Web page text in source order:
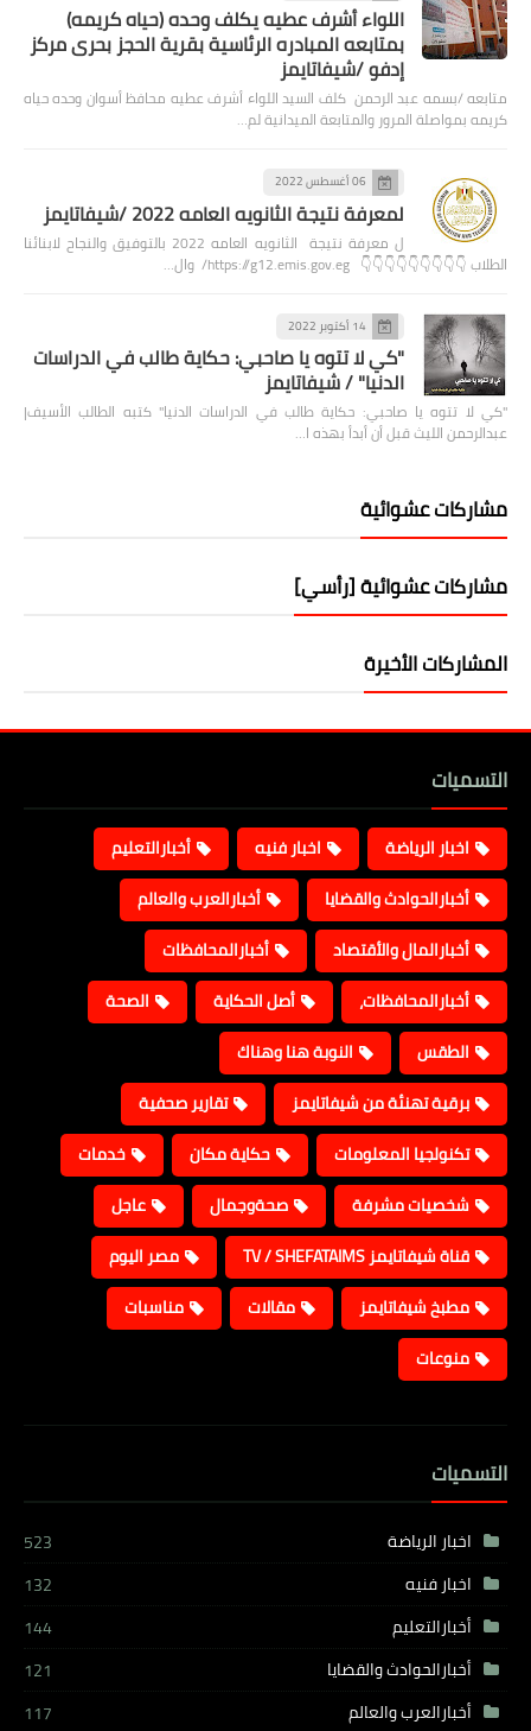
اللواء أشرف عطيه يكلف وحده (حياه كريمه)
بمتابعه المبادره الرئاسية بقرية الحجز بحرى مركز
إدفو /شيفاتايمز
متابعه /بسمه عبد الرحمن كلف السيد اللواء أشرف عطيه محافظ أسوان وحده حياه
كريمه بمواصلة المرور والمتابعة الميدانية لم…
06 أغسطس 2022
لمعرفة نتيجة الثانويه العامه 2022 /شيفاتايمز
ل معرفة نتيجة الثانويه العامه 2022 بالتوفيق والنجاح لابنائنا
الطلاب 👇👇👇👇👇👇👇👇👇 https://g12.emis.gov.eg/ وال…
14 أكتوبر 2022
"كي لا تتوه يا صاحبي: حكاية طالب في الدراسات
الدنيا" / شيفاتايمز
"كي لا تتوه يا صاحبي: حكاية طالب في الدراسات الدنيا" كتبه الطالب الأسيف|
عبدالرحمن الليث قبل أن أبدأ بهذه ا…
مشاركات عشوائية
مشاركات عشوائية [رأسي]
المشاركات الأخيرة
التسميات
اخبار الرياضة اخبار فنيه
أخبارالتعليم
أخبارالحوادث والقضايا
أخبارالعرب والعالم
أخبارالمال والأقتصاد
أخبارالمحافظات
أخبارالمحافظات،
أصل الحكاية
الصحة
الطقس
النوبة هنا وهناك
برقية تهنئة من شيفاتايمز
تقارير صحفية
تكنولجيا المعلومات
حكاية مكان
خدمات
شخصيات مشرفة
صحةوجمال
عاجل
قناة شيفاتايمز TV / SHEFATAIMS
مصر اليوم
مطبخ شيفاتايمز
مقالات
مناسبات
منوعات
التسميات
اخبار الرياضة
523
اخبار فنيه
132
أخبارالتعليم
144
أخبارالحوادث والقضايا
121
أخبارالعرب والعالم
117